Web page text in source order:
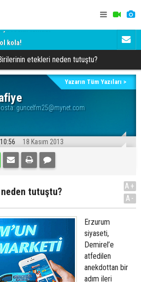
kola!
etekleri neden tutuştu?
guncelfm25@mynet.com
Yazarın Tüm Yazıları >
10:56 18 Kasım 2013
tutuştu?
A+
A-
Erzurum
siyaseti,
Demirel’e
atfedilen
anekdottan bir
adım ileri